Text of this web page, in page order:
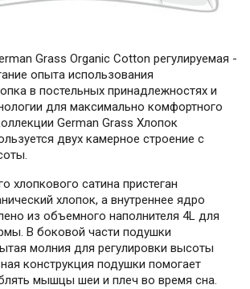
Grass Organic Cotton регулируемая -
опыта использования
в постельных принадлежностях и
для максимально комфортного
German Grass Хлопок
двух камерное строение с
хлопкового сатина пристеган
хлопок, а внутреннее ядро
из объемного наполнителя 4L для
В боковой части подушки
молния для регулировки высоты
конструкция подушки помогает
мышцы шеи и плеч во время сна.